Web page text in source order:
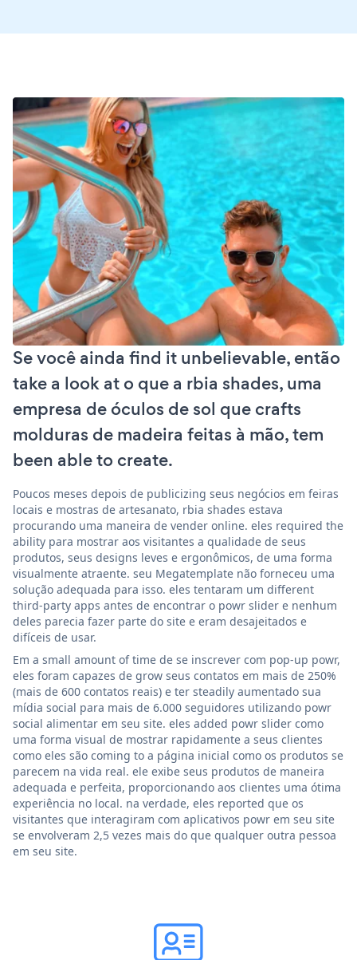
Se você ainda find it unbelievable, então
take a look at o que a rbia shades, uma
empresa de óculos de sol que crafts
molduras de madeira feitas à mão, tem
been able to create.
Poucos meses depois de publicizing seus negócios em feiras
locais e mostras de artesanato, rbia shades estava
procurando uma maneira de vender online. eles required the
ability para mostrar aos visitantes a qualidade de seus
produtos, seus designs leves e ergonômicos, de uma forma
visualmente atraente. seu Megatemplate não forneceu uma
solução adequada para isso. eles tentaram um different
third-party apps antes de encontrar o powr slider e nenhum
deles parecia fazer parte do site e eram desajeitados e
difíceis de usar.
Em a small amount of time de se inscrever com pop-up powr,
eles foram capazes de grow seus contatos em mais de 250%
(mais de 600 contatos reais) e ter steadily aumentado sua
mídia social para mais de 6.000 seguidores utilizando powr
social alimentar em seu site. eles added powr slider como
uma forma visual de mostrar rapidamente a seus clientes
como eles são coming to a página inicial como os produtos se
parecem na vida real. ele exibe seus produtos de maneira
adequada e perfeita, proporcionando aos clientes uma ótima
experiência no local. na verdade, eles reported que os
visitantes que interagiram com aplicativos powr em seu site
se envolveram 2,5 vezes mais do que qualquer outra pessoa
em seu site.